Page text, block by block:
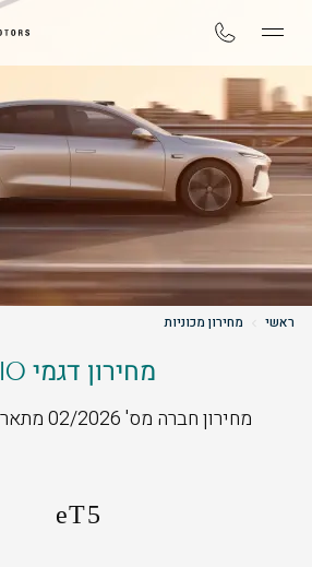
ראשי מחירון מכוניות
מחירון דגמי NIO
מחירון חברה מס' 02/2026 מתאריך 01.04.2026
eT5